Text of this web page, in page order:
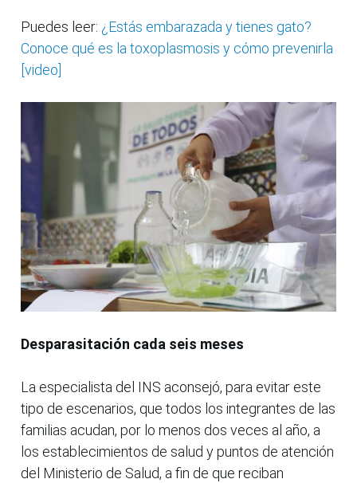
Puedes leer: ¿Estás embarazada y tienes gato?
Conoce qué es la toxoplasmosis y cómo prevenirla
[video]
Desparasitación cada seis meses
La especialista del INS aconsejó, para evitar este
tipo de escenarios, que todos los integrantes de las
familias acudan, por lo menos dos veces al año, a
los establecimientos de salud y puntos de atención
del Ministerio de Salud, a fin de que reciban